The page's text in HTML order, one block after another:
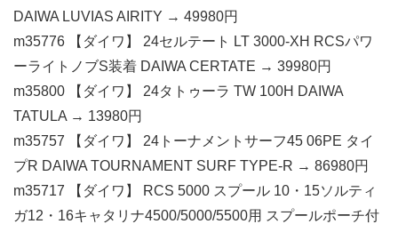
DAIWA LUVIAS AIRITY → 49980円
m35776 【ダイワ】 24セルテート LT 3000-XH RCSパワ
ーライトノブS装着 DAIWA CERTATE → 39980円
m35800 【ダイワ】 24タトゥーラ TW 100H DAIWA
TATULA → 13980円
m35757 【ダイワ】 24トーナメントサーフ45 06PE タイ
プR DAIWA TOURNAMENT SURF TYPE-R → 86980円
m35717 【ダイワ】 RCS 5000 スプール 10・15ソルティ
ガ12・16キャタリナ4500/5000/5500用 スプールポーチ付